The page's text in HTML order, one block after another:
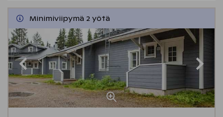
Minimiviipymä 2 yötä